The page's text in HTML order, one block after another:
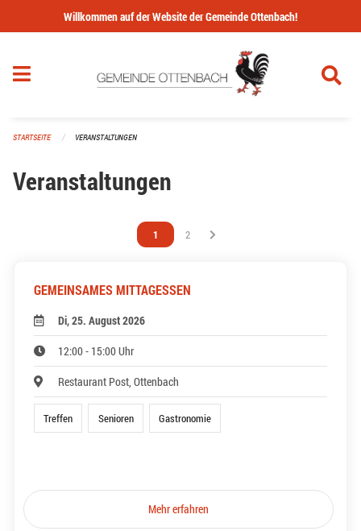
Navigation überspringen
Willkommen auf der Website der Gemeinde Ottenbach!
STARTSEITE VERANSTALTUNGEN
Veranstaltungen
Vous êtes sur la page
1 Vous êtes sur la page
2
GEMEINSAMES MITTAGESSEN
Di, 25. August 2026
12:00 - 15:00 Uhr
Restaurant Post, Ottenbach
Treffen Senioren Gastronomie
Mehr erfahren